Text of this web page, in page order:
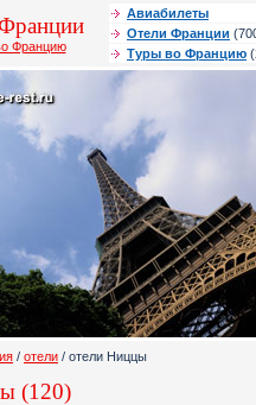
Францию
Авиабилеты
Отели Франции
Туры во Францию
/ отели / отели Ниццы
(120)